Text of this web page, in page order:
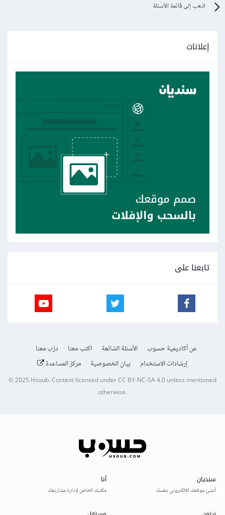
اذهب إلى قائمة الأسئلة
إعلانات
تابعنا على
عن أكاديمية حسوب الأسئلة الشائعة اكتب معنا
درّب معنا
إرشادات الاستخدام
بيان الخصوصية مركز المساعدة
© 2025Hsoub.Content licensed underCC BY-NC-SA 4.0unless mentioned
otherwise.